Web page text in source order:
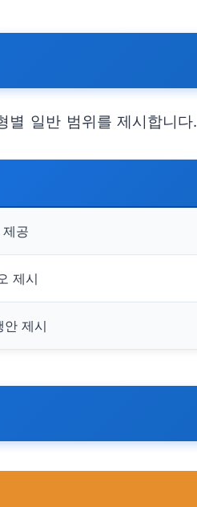
별 일반 범위를 제시합니다.
공
제시
안 제시